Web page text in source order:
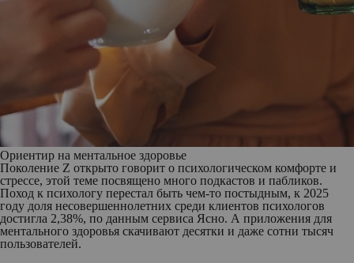
Ориентир на ментальное здоровье
Поколение Z открыто говорит о психологическом комфорте и
стрессе, этой теме посвящено много подкастов и пабликов.
Поход к психологу перестал быть чем-то постыдным, к 2025
году доля несовершеннолетних среди клиентов психологов
достигла 2,38%, по данным сервиса Ясно. А приложения для
ментального здоровья скачивают десятки и даже сотни тысяч
пользователей.